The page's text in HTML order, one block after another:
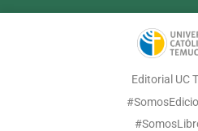
Editorial UC